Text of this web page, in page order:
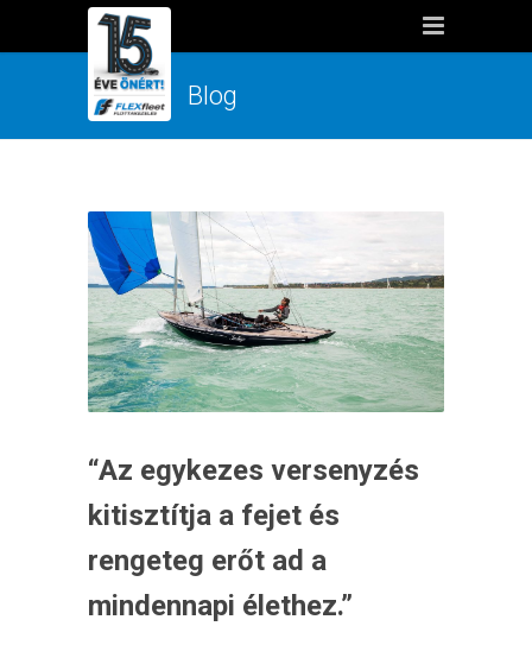
Blog
“Az egykezes versenyzés
kitisztítja a fejet és
rengeteg erőt ad a
mindennapi élethez.”